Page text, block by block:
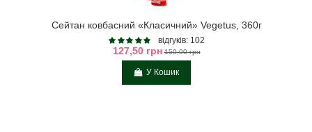
Сейтан ковбасний «Класичний» Vegetus, 360г
відгуків: 102
127,50 грн 150,00 грн
У Кошик